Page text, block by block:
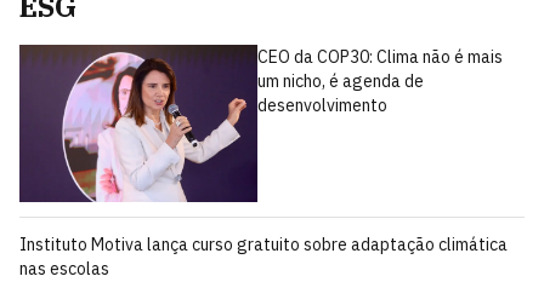
CEO da COP30: Clima não é mais
um nicho, é agenda de
desenvolvimento
Instituto Motiva lança curso gratuito sobre adaptação climática
nas escolas